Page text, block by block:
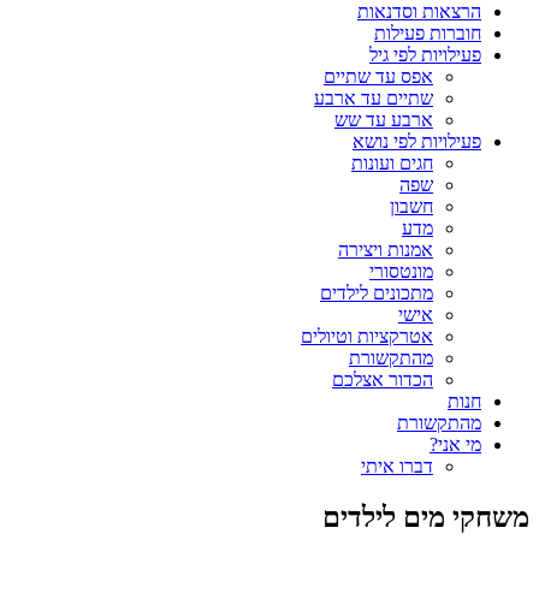
הרצאות וסדנאות
חוברות פעילות
פעילויות לפי גיל
אפס עד שתיים
שתיים עד ארבע
ארבע עד שש
פעילויות לפי נושא
חגים ועונות
שפה
חשבון
מדע
אמנות ויצירה
מונטסורי
מתכונים לילדים
אישי
אטרקציות וטיולים
מהתקשורת
הכדור אצלכם
חנות
מהתקשורת
מי אני?
דברו איתי
משחקי מים לילדים